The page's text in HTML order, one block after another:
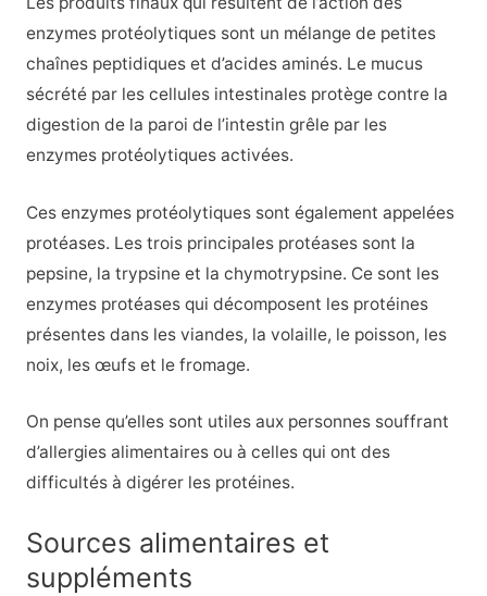
enzymes protéolytiques sont un mélange de petites
chaînes peptidiques et d’acides aminés. Le mucus
sécrété par les cellules intestinales protège contre la
digestion de la paroi de l’intestin grêle par les
enzymes protéolytiques activées.
Ces enzymes protéolytiques sont également appelées
protéases. Les trois principales protéases sont la
pepsine, la trypsine et la chymotrypsine. Ce sont les
enzymes protéases qui décomposent les protéines
présentes dans les viandes, la volaille, le poisson, les
noix, les œufs et le fromage.
On pense qu’elles sont utiles aux personnes souffrant
d’allergies alimentaires ou à celles qui ont des
difficultés à digérer les protéines.
Sources alimentaires et
suppléments